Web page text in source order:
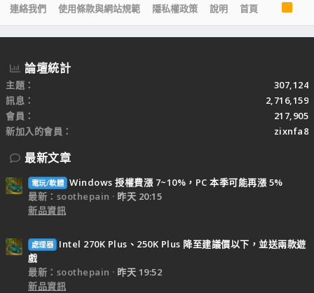
連絡我們
使用條款與網站規範 隱私權政策 說明 首頁
R
S
S
論壇統計
主題
307,124
訊息
2,716,159
會員
217,905
新加入的會員
zixnfa8
最新文章
電玩/軟體 Windows 授權費漲 7~10%，PC 本季可能再漲 5%
最新：soothepain
昨天 20:15
新品資訊
處理器
Intel 270K Plus、250K Plus 降至建議價以下，並送兩款遊
戲
最新：soothepain
昨天 19:52
新品資訊